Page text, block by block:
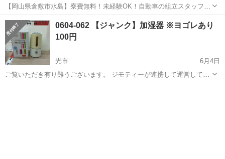
【岡山県倉敷市水島】寮費無料！未経験OK！自動車の組立スタッフ
《お仕事No.NS0089》 お仕事について 車の組立作業です。専用レール
に乗って流れてくる車の骨組みに、車内外の各部品・ハンドル・足回
り・ドア・シートなどの各...
岡山 倉敷市 その他
0604-062 【ジャンク】加湿器 ※ヨゴレあり
100円
光市
6月4日
ご覧いただき有り難うございます。 ジモティーが連携して運営してい
ます。 粗⼤ごみ等の減量を⽬的にまだ使えるものをリユースしていま